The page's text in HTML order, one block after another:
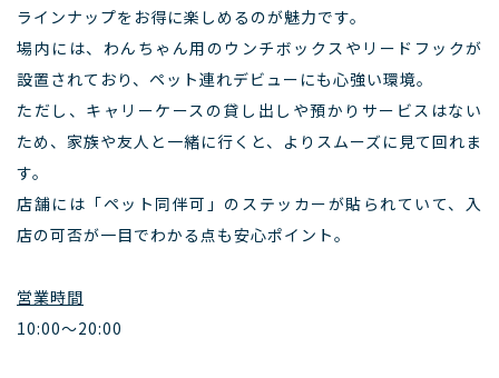
ラインナップをお得に楽しめるのが魅力です。
場内には、わんちゃん用のウンチボックスやリードフックが
設置されており、ペット連れデビューにも心強い環境。
ただし、キャリーケースの貸し出しや預かりサービスはない
ため、家族や友人と一緒に行くと、よりスムーズに見て回れま
す。
店舗には「ペット同伴可」のステッカーが貼られていて、入
店の可否が一目でわかる点も安心ポイント。
営業時間
10:00～20:00